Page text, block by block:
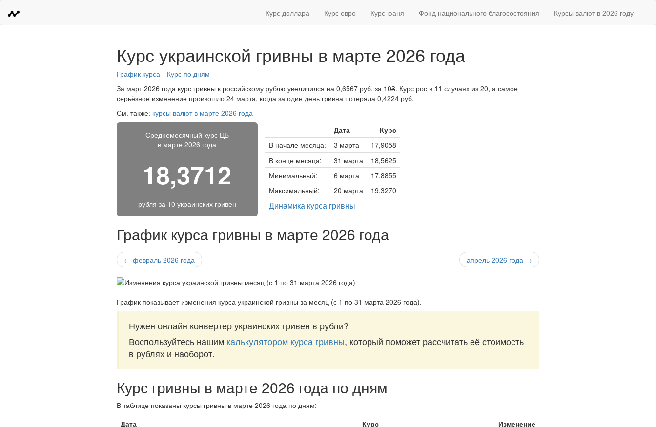
Курс доллара Курс евро Курс юаня Фонд национального благосостояния Курсы валют в 2026 году
Курс украинской гривны в марте 2026 года
График курса
Курс по дням
За март 2026 года курс гривны к российскому рублю увеличился на 0,6567 руб. за 10₴. Курс рос в 11 случаях из 20, а самое
серьёзное изменение произошло 24 марта, когда за один день гривна потеряла 0,4224 руб.
См. также: курсы валют в марте 2026 года
Среднемесячный курс ЦБ
в марте 2026 года
18,3712
рубля за 10 украинских гривен
Дата
Курс
В начале месяца:
3 марта
17,9058
В конце месяца:
31 марта
18,5625
Минимальный:
6 марта
17,8855
Максимальный:
20 марта 19,3270
Динамика курса гривны
График курса гривны в марте 2026 года
← февраль 2026 года апрель 2026 года →
График показывает изменения курса украинской гривны за месяц (с 1 по 31 марта 2026 года).
Нужен онлайн конвертер украинских гривен в рубли?
Воспользуйтесь нашим калькулятором курса гривны, который поможет рассчитать её стоимость
в рублях и наоборот.
Курс гривны в марте 2026 года по дням
В таблице показаны курсы гривны в марте 2026 года по дням:
Дата
Курс Изменение